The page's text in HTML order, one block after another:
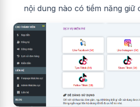
nội dung nào có tiềm năng giữ